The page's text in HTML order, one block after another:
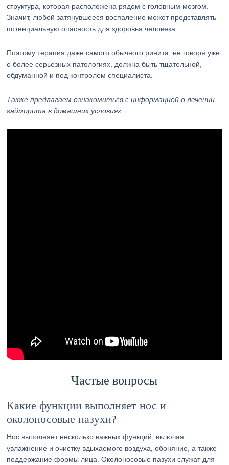
структура, которая расположена рядом с головным мозгом.
Значит, любой затянувшееся воспаление может представлять
потенциальную опасность для здоровья человека.
Поэтому терапия даже самого обычного ринита, не говоря уже
о более серьезных патологиях, должна быть тщательной,
обдуманной и под контролем специалиста.
Также предлагаем ознакомиться с информацией о лечении
гайморита в домашних условиях.
Частые вопросы
Какие функции выполняет нос и
околоносовые пазухи?
Нос выполняет несколько важных функций, включая
увлажнение и очистку вдыхаемого воздуха, обоняние, а также
поддержание формы лица. Околоносовые пазухи служат для